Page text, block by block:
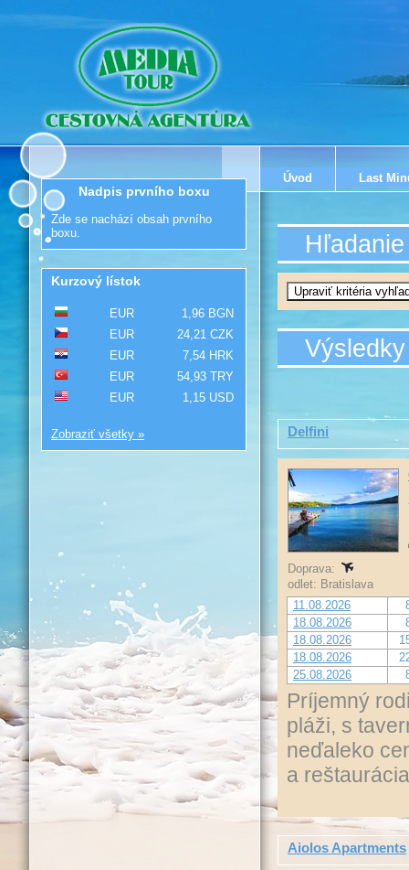
Úvod Last
Delfini
Doprava:
odlet: Bratislava
11.08.2026
18.08.2026
18.08.2026
18.08.2026
25.08.2026
Príjemný
pláži, s
neďaleko
a
Aiolos Apartments
Nadpis prvního boxu
Zde se nachází obsah prvního
boxu.
Kurzový lístok
EUR
1,96 BGN
EUR
24,21 CZK
EUR
7,54 HRK
EUR
54,93 TRY
EUR
1,15 USD
Zobraziť všetky »